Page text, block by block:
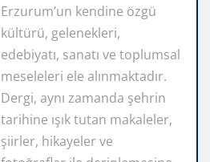
Erzurum’un kendine özgü
kültürü, gelenekleri,
edebiyatı, sanatı ve toplumsal
meseleleri ele alınmaktadır.
Dergi, aynı zamanda şehrin
tarihine ışık tutan makaleler,
şiirler, hikayeler ve